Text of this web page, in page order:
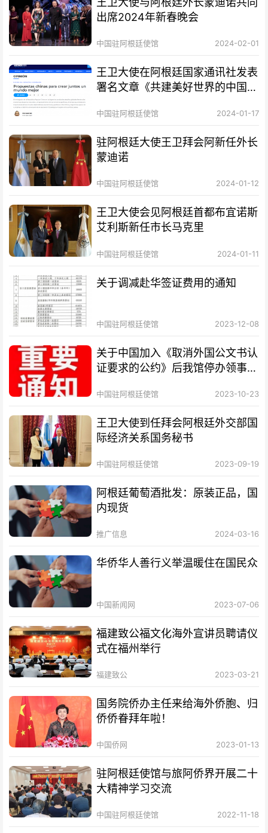
出席2024年新春晚会
中国驻阿根廷使馆 2024-02-01
王卫大使在阿根廷国家通讯社发表
署名文章《共建美好世界的中国方
中国驻阿根廷使馆 2024-01-17
驻阿根廷大使王卫拜会阿新任外长
蒙迪诺
中国驻阿根廷使馆 2024-01-12
王卫大使会见阿根廷首都布宜诺斯
艾利斯新任市长马克里
中国驻阿根廷使馆 2024-01-11
关于调减赴华签证费用的通知
中国驻阿根廷使馆 2023-12-08
关于中国加入《取消外国公文书认
证要求的公约》后我馆停办领事认
中国驻阿根廷使馆 2023-10-23
王卫大使到任拜会阿根廷外交部国
际经济关系国务秘书
中国驻阿根廷使馆 2023-09-19
阿根廷葡萄酒批发：原装正品，国
内现货
推广信息 2024-03-16
华侨华人善行义举温暖住在国民众
中国新闻网 2023-07-06
福建致公福文化海外宣讲员聘请仪
式在福州举行
福建致公 2023-03-21
国务院侨办主任来给海外侨胞、归
侨侨眷拜年啦！
中国侨网 2023-01-13
驻阿根廷使馆与旅阿侨界开展二十
大精神学习交流
中国驻阿根廷使馆 2022-11-18